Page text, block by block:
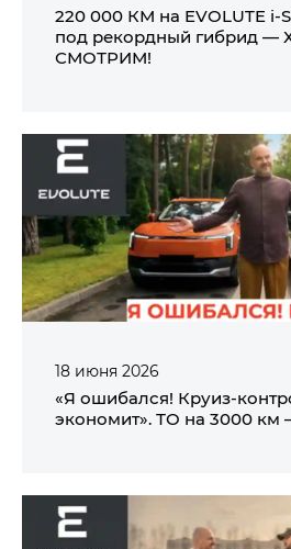
220 000 КМ на EVOLUTE
под рекордный гибрид —
СМОТРИМ!
18 июня 2026
«Я ошибался! Круиз-
экономит». ТО на 3000 км